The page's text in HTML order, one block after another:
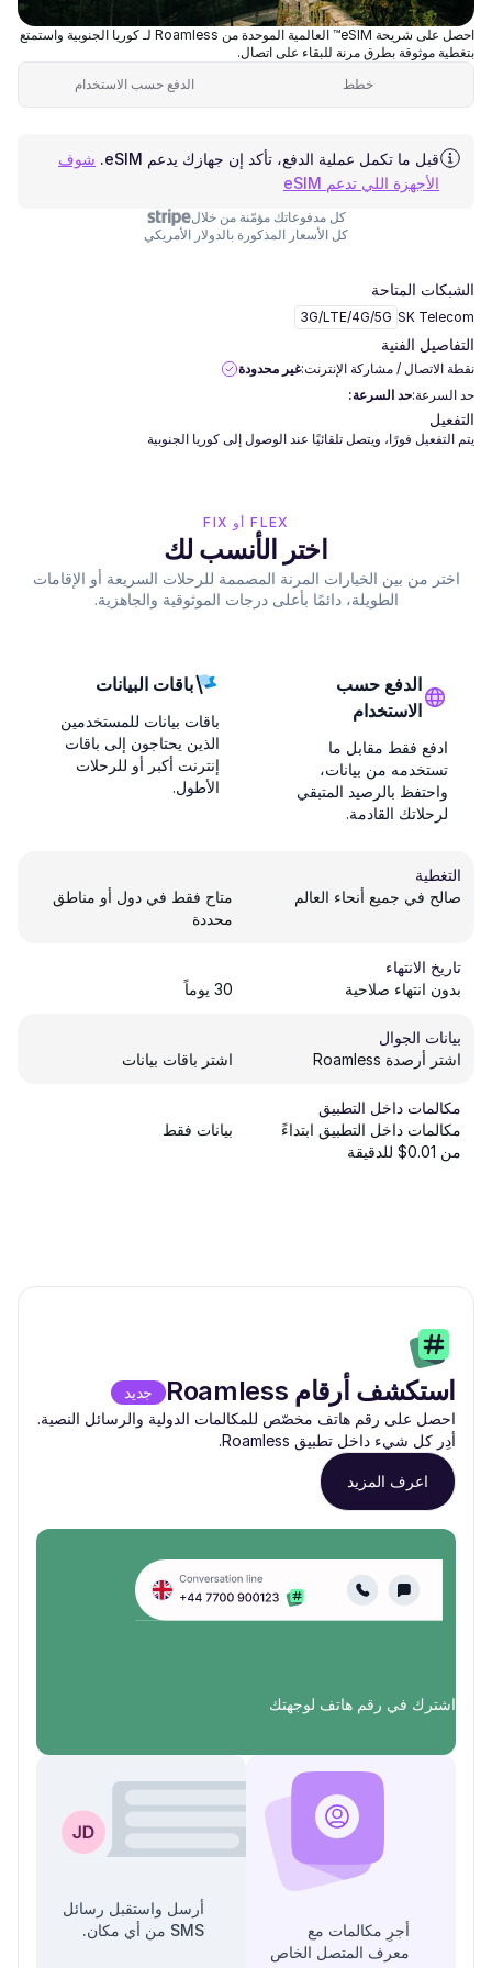
احصل على شريحة eSIM™ العالمية الموحدة من Roamless لـ كوريا الجنوبية واستمتع
بتغطية موثوقة بطرق مرنة للبقاء على اتصال.
خطط
الدفع حسب الاستخدام
قبل ما تكمل عملية الدفع، تأكد إن جهازك يدعم eSIM.
شوف
الأجهزة اللي تدعم eSIM
كل مدفوعاتك مؤمّنة من خلال
كل الأسعار المذكورة بالدولار الأمريكي
الشبكات المتاحة
SK Telecom
3G/LTE/4G/5G
التفاصيل الفنية
نقطة الاتصال / مشاركة الإنترنت:غير محدودة
حد السرعة:حد السرعة:
التفعيل
يتم التفعيل فورًا، ويتصل تلقائيًا عند الوصول إلى كوريا الجنوبية
FLEX أو FIX
اختر الأنسب لك
اختر من بين الخيارات المرنة المصممة للرحلات السريعة أو الإقامات
الطويلة، دائمًا بأعلى درجات الموثوقية والجاهزية.
الدفع حسب
الاستخدام
ادفع فقط مقابل ما
تستخدمه من بيانات،
واحتفظ بالرصيد المتبقي
لرحلاتك القادمة.
باقات البيانات
باقات بيانات للمستخدمين
الذين يحتاجون إلى باقات
إنترنت أكبر أو للرحلات
الأطول.
التغطية
صالح في جميع أنحاء العالم
متاح فقط في دول أو مناطق
محددة
تاريخ الانتهاء
بدون انتهاء صلاحية
30 يوماً
بيانات الجوال
اشتر أرصدة Roamless
اشتر باقات بيانات
مكالمات داخل التطبيق
مكالمات داخل التطبيق ابتداءً
من 0.01$ للدقيقة
بيانات فقط
استكشف أرقام Roamless
جديد
احصل على رقم هاتف مخصّص للمكالمات الدولية والرسائل النصية.
أدِر كل شيء داخل تطبيق Roamless.
اعرف المزيد
اشترك في رقم هاتف لوجهتك
أجرِ مكالمات مع
معرف المتصل الخاص
أرسل واستقبل رسائل
SMS من أي مكان.